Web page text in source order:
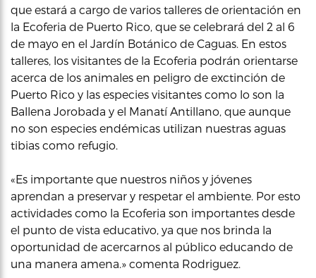
que estará a cargo de varios talleres de orientación en
la Ecoferia de Puerto Rico, que se celebrará del 2 al 6
de mayo en el Jardín Botánico de Caguas. En estos
talleres, los visitantes de la Ecoferia podrán orientarse
acerca de los animales en peligro de exctinción de
Puerto Rico y las especies visitantes como lo son la
Ballena Jorobada y el Manatí Antillano, que aunque
no son especies endémicas utilizan nuestras aguas
tibias como refugio.
«Es importante que nuestros niños y jóvenes
aprendan a preservar y respetar el ambiente. Por esto
actividades como la Ecoferia son importantes desde
el punto de vista educativo, ya que nos brinda la
oportunidad de acercarnos al público educando de
una manera amena.» comenta Rodriguez.